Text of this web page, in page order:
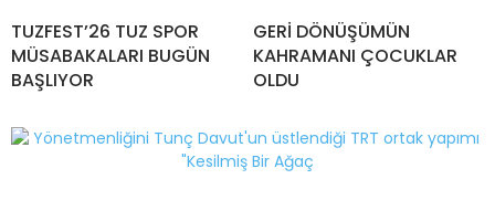
TUZFEST’26 TUZ SPOR
MÜSABAKALARI BUGÜN
BAŞLIYOR
GERİ DÖNÜŞÜMÜN
KAHRAMANI ÇOCUKLAR
OLDU